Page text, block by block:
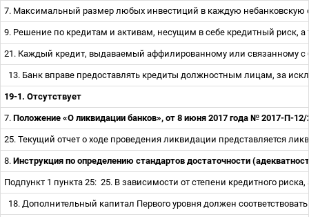
7. Максимальный размер любых инвестиций в каждую
9. Решение по кредитам и активам, несущим в себе кредитный
21. Каждый кредит, выдаваемый аффилированному или связанному с
13. Банк вправе предоставлять кредиты должностным лицам, за
19-1. Отсутствует
7. Положение «О ликвидации банков», от 8 июня 2017 года № 2017-П-
25. Текущий отчет о ходе проведения ликвидации представляется
8. Инструкция по определению стандартов достаточности
Подпункт 1 пункта 25: 25. В зависимости от степени кредитного
18. Дополнительный капитал Первого уровня должен